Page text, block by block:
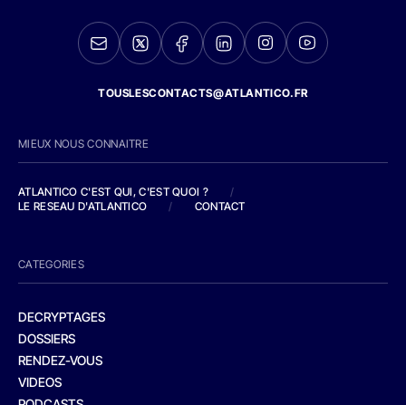
TOUSLESCONTACTS@ATLANTICO.FR
MIEUX NOUS CONNAITRE
ATLANTICO C'EST QUI, C'EST QUOI ?
/
LE RESEAU D'ATLANTICO
/ CONTACT
CATEGORIES
DECRYPTAGES
DOSSIERS
RENDEZ-VOUS
VIDEOS